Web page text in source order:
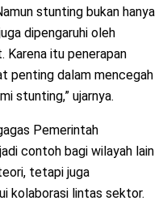
stunting bukan hanya
dipengaruhi oleh
Karena itu penerapan
penting dalam mencegah
stunting,” ujarnya.
Pemerintah
contoh bagi wilayah lain
tetapi juga
kolaborasi lintas sektor.